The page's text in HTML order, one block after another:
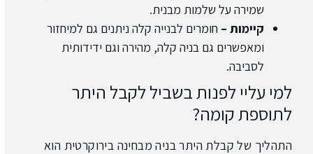
שמירה על שלמות מבנית.
קיימות – חומרים לבנייה קלה ניתנים גם למיחזור
ומאפשרים גם בניה קלה, מהירה וגם ידידותית
לסביבה.
למי עליי לפנות בשביל לקבל היתר
לתוספת קומה?
התהליך של קבלת היתר בניה מבחינה בירוקרטית הוא